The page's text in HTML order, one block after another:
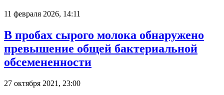
11 февраля 2026, 14:11
В пробах сырого молока обнаружено
превышение общей бактериальной
обсемененности
27 октября 2021, 23:00